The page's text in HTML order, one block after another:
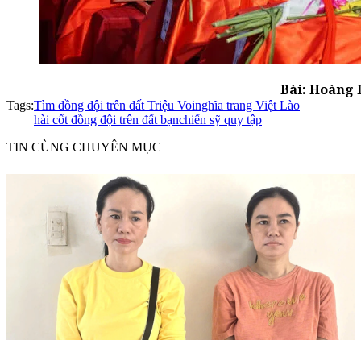
Bài: Hoàng
Tags:Tìm đồng đội trên đất Triệu Voinghĩa trang Việt Lào
hài cốt đồng đội trên đất bạnchiến sỹ quy tập
TIN CÙNG CHUYÊN MỤC